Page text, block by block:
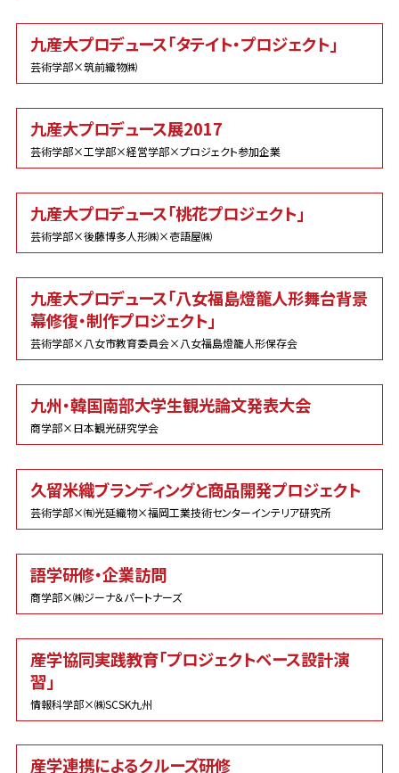
九産大プロデュース「タテイト・プロジェクト」
芸術学部×筑前織物㈱
九産大プロデュース展2017
芸術学部×工学部×経営学部×プロジェクト参加企業
九産大プロデュース「桃花プロジェクト」
芸術学部×後藤博多人形㈱×壱語屋㈱
九産大プロデュース「八女福島燈籠人形舞台背景
幕修復・制作プロジェクト」
芸術学部×八女市教育委員会×八女福島燈籠人形保存会
九州・韓国南部大学生観光論文発表大会
商学部×日本観光研究学会
久留米織ブランディングと商品開発プロジェクト
芸術学部×㈲光延織物×福岡工業技術センターインテリア研究所
語学研修・企業訪問
商学部×㈱ジーナ＆パートナーズ
産学協同実践教育「プロジェクトベース設計演
習」
情報科学部×㈱SCSK九州
産学連携によるクルーズ研修